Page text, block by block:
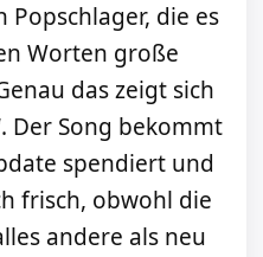
die es
Worten große
das zeigt sich
Der Song bekommt
spendiert und
frisch, obwohl die
andere als neu